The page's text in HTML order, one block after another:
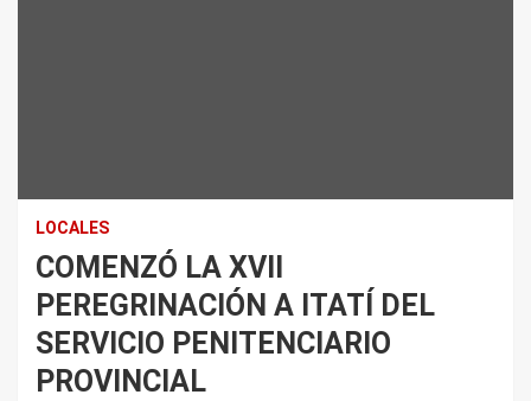
LOCALES
COMENZÓ LA XVII
PEREGRINACIÓN A ITATÍ DEL
SERVICIO PENITENCIARIO
PROVINCIAL